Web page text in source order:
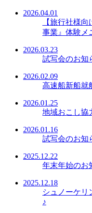
2026.04.01
【旅行社様
事業』体験メ
2026.03.23
試写会のお知
2026.02.09
高速船新船就
2026.01.25
地域おこし協
2026.01.16
試写会のお知
2025.12.22
年末年始のお
2025.12.18
シュノーケリ
♪